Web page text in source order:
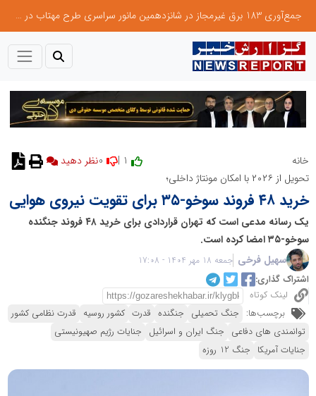
جمع‌آوری 183 برق غیرمجاز در شانزدهمین مانور سراسری طرح مهتاب در استان تهران
خانه
نظر دهید
تحویل از ۲۰۲۶ با امکان مونتاژ داخلی؛
خرید ۴۸ فروند سوخو-۳۵ برای تقویت نیروی هوایی
یک رسانه مدعی است که تهران قراردادی برای خرید ۴۸ فروند جنگنده
سوخو-۳۵ امضا کرده است.
سهیل فرخی جمعه 18 مهر 1404 - 17:08
اشتراک گذاری:
لینک کوتاه
برچسب‌ها: جنگ تحمیلی جنگنده قدرت کشور روسیه قدرت نظامی کشور
توانمندی های دفاعی جنگ ایران و اسرائیل جنایات رژیم صهیونیستی
جنایات آمریکا جنگ 12 روزه